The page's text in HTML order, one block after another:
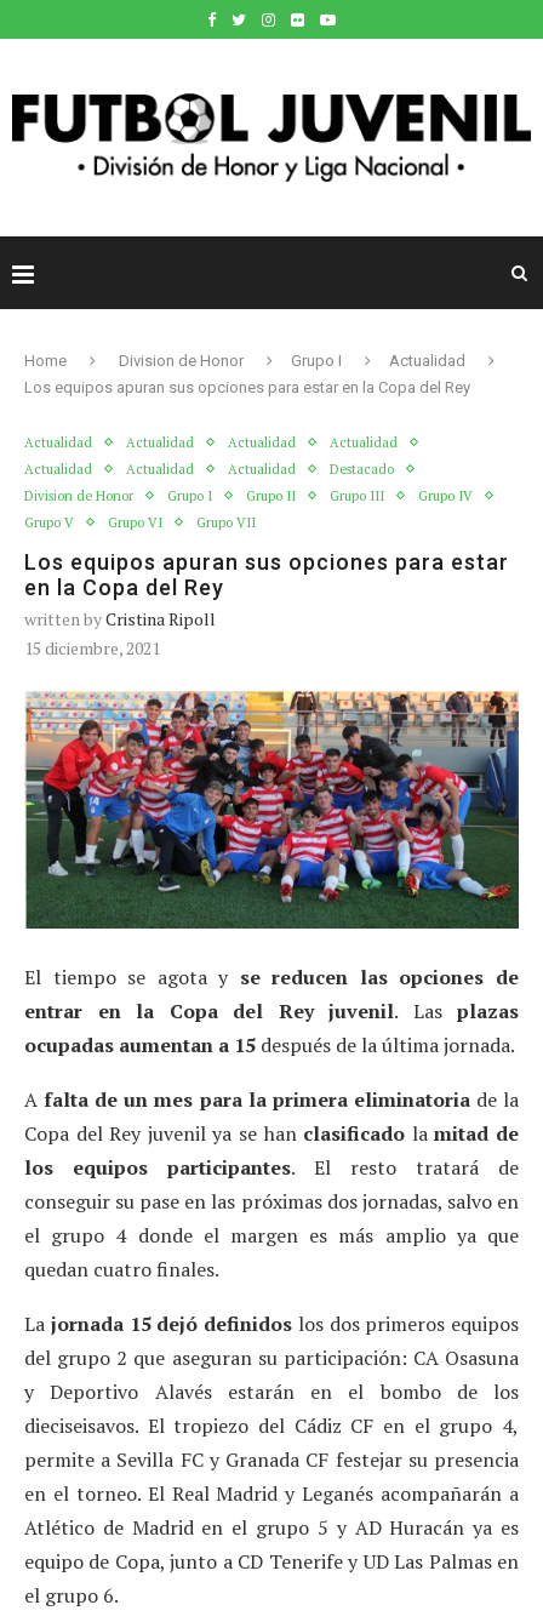
Home Division de Honor Grupo I
Actualidad
Los equipos apuran sus opciones para estar en la Copa del Rey
Actualidad Actualidad Actualidad
Actualidad
Actualidad
Actualidad Actualidad
Destacado
Division de Honor
Grupo I Grupo II Grupo III
Grupo IV
Grupo V
Grupo VI Grupo VII
Los equipos apuran sus opciones para estar
en la Copa del Rey
written byCristina Ripoll
15 diciembre, 2021
El tiempo se agota y se reducen las opciones de
entrar en la Copa del Rey juvenil. Las plazas
ocupadas aumentan a 15 después de la última jornada.
Afalta de un mes para la primera eliminatoriade la
Copa del Rey juvenil ya se han clasificado lamitad de
los equipos participantes. El resto tratará de
conseguir su pase en las próximas dos jornadas, salvo en
el grupo 4 donde el margen es más amplio ya que
quedan cuatro finales.
La jornada 15 dejó definidos los dos primeros equipos
del grupo 2 que aseguran su participación: CA Osasuna
y Deportivo Alavés estarán en el bombo de los
dieciseisavos. El tropiezo del Cádiz CF en el grupo 4,
permite a Sevilla FC y Granada CF festejar su presencia
en el torneo. El Real Madrid y Leganés acompañarán a
Atlético de Madrid en el grupo 5 y AD Huracán ya es
equipo de Copa, junto a CD Tenerife y UD Las Palmas en
el grupo 6.